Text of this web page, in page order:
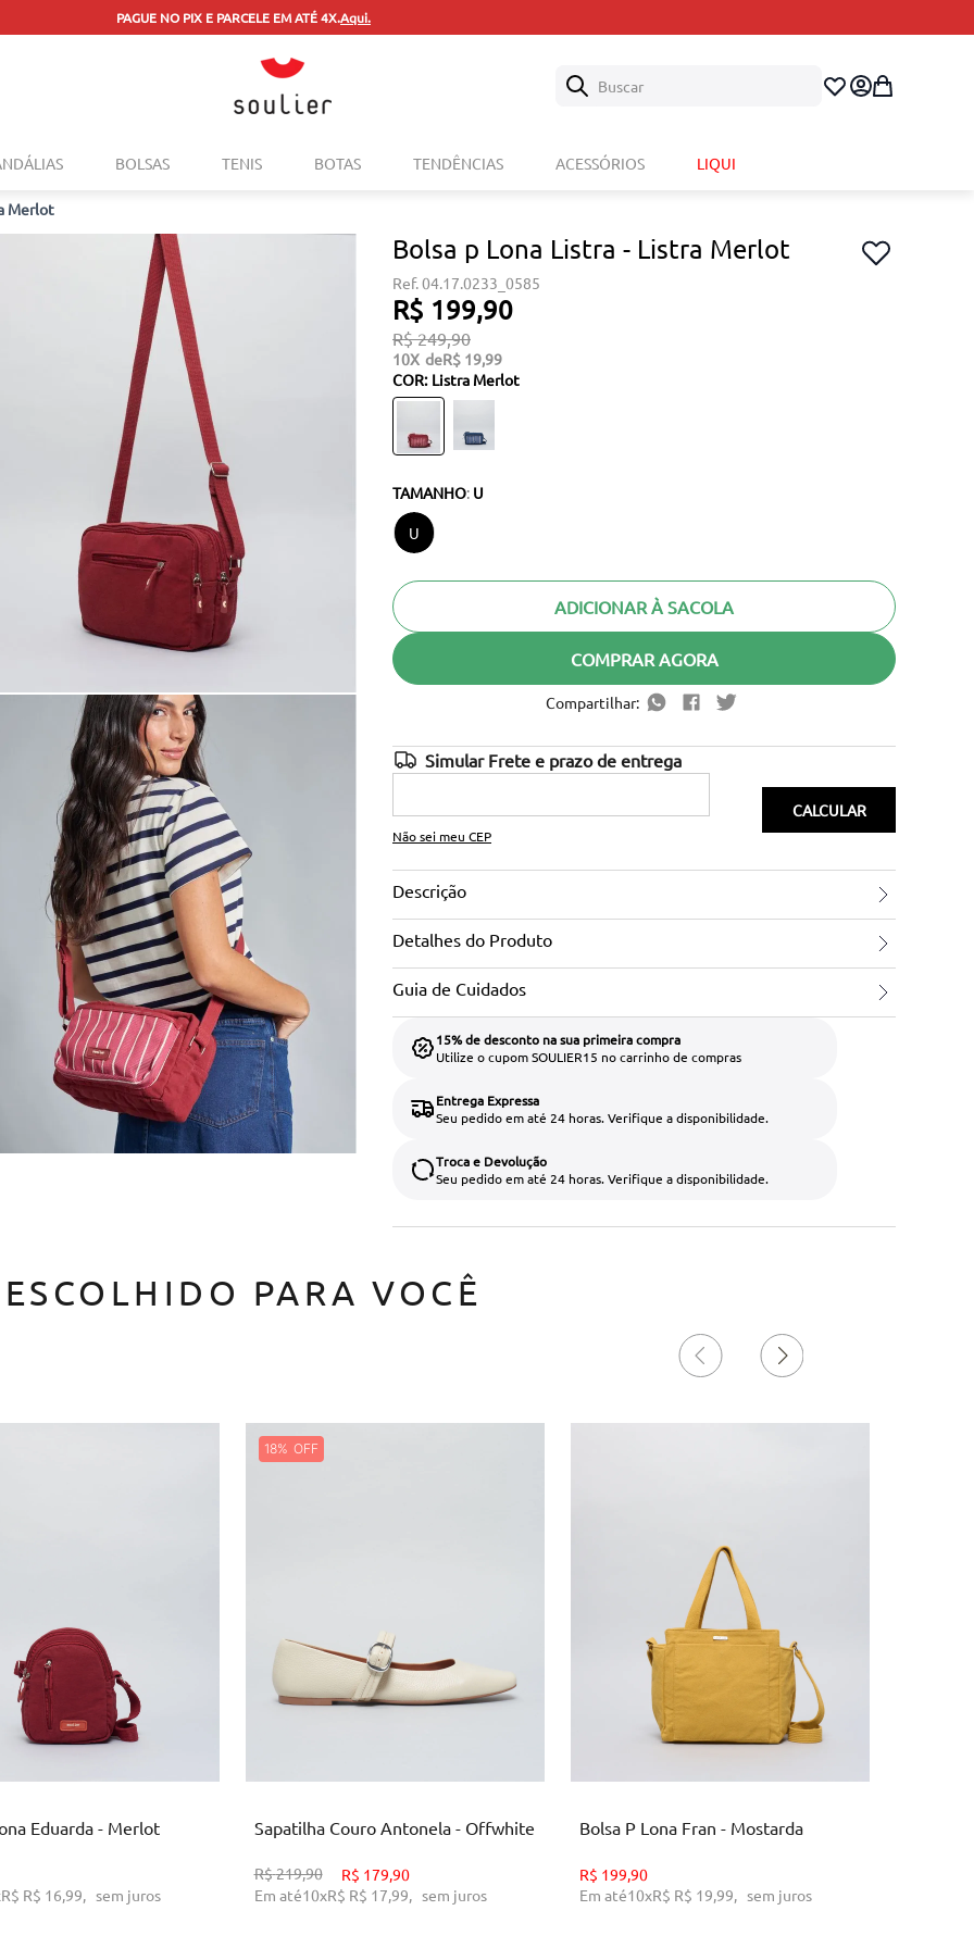
PAGUE NO PIX E PARCELE EM ATÉ 4X.Aqui.
Buscar
BOLSAS TENIS BOTAS TENDÊNCIAS ACESSÓRIOS LIQUI
Merlot
Bolsa p Lona Listra - Listra Merlot
04.17.0233_0585
R$ 199,90
R$ 249,90
10 R$ 19,99
COR: Listra Merlot
TAMANHO: U
U
ADICIONAR À SACOLA
COMPRAR AGORA
Compartilhar:
Não sei meu CEP
Descrição
Detalhes do Produto
Guia de Cuidados
15% de desconto na sua primeira compra
Utilize o cupom SOULIER15 no carrinho de compras
Entrega Expressa
Seu pedido em até 24 horas. Verifique a disponibilidade.
Troca e Devolução
Seu pedido em até 24 horas. Verifique a disponibilidade.
ESCOLHIDO PARA VOCÊ
Eduarda - Merlot
R$ R$ 16,99, sem juros
18%
Sapatilha Couro Antonela - Offwhite
R$219,90 R$ 179,90
Em até10xR$ R$ 17,99, sem juros
Bolsa P Lona Fran - Mostarda
R$ 199,90
Em até10xR$ R$ 19,99, sem juros
1º
tenis
sapatilha
rasteira
mocassim
sandalia
tenis couro
8º
9
10º cinto